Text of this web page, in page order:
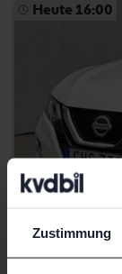
Zustimmung
Heute 16:00